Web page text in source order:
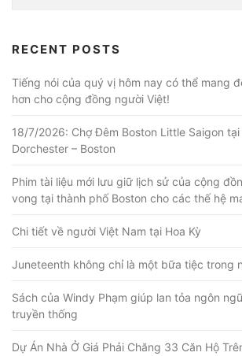
for:
RECENT POSTS
Tiếng nói của quý vị hôm nay có thể mang
hơn cho cộng đồng người Việt!
18/7/2026: Chợ Đêm Boston Little Saigon tại
Dorchester – Boston
Phim tài liệu mới lưu giữ lịch sử của cộng
vong tại thành phố Boston cho các thế hệ
Chi tiết về người Việt Nam tại Hoa Kỳ
Juneteenth không chỉ là một bữa tiệc trong
Sách của Windy Phạm giúp lan tỏa ngôn
truyền thống
Dự Án Nhà Ở Giá Phải Chăng 33 Căn Hộ